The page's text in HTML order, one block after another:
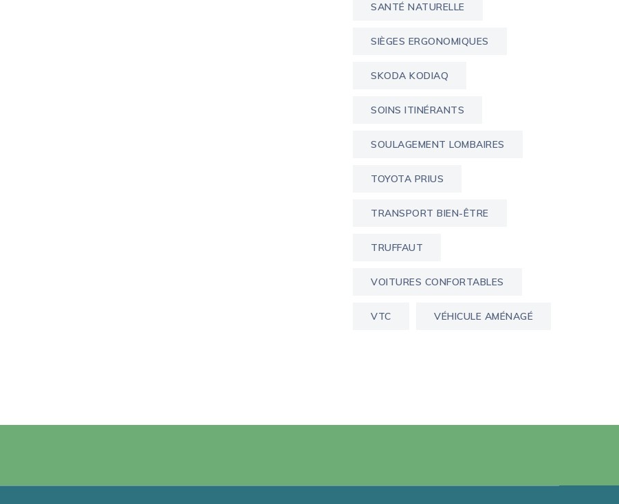
SANTÉ NATURELLE
SIÈGES ERGONOMIQUES
SKODA KODIAQ
SOINS ITINÉRANTS
SOULAGEMENT LOMBAIRES
TOYOTA PRIUS
TRANSPORT BIEN-ÊTRE
TRUFFAUT
VOITURES CONFORTABLES
VTC VÉHICULE AMÉNAGÉ